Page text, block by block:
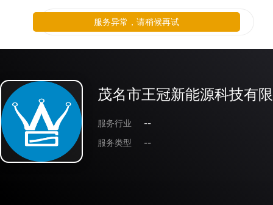
茂名市王冠新能源科技有
服务行业
--
服务类型
--
服务异常，请稍候再试